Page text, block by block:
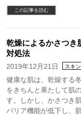
この記事を読む
乾燥によるかさつき
対処法
2019年12月21日 スキ
健康な肌は、乾燥する
をきちんと果たして肌
す。しかし、かさつき
バリア機能が低下し、